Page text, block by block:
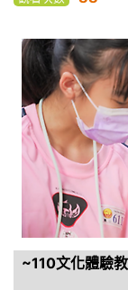
~110文化體驗